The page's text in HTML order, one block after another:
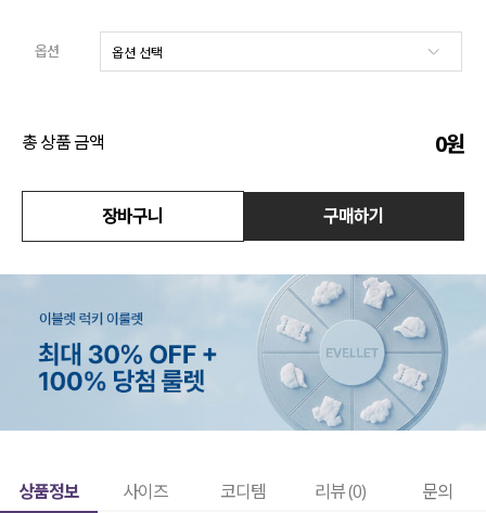
옵션
총 상품 금액 0원
장바구니 구매하기
상품정보 사이즈 코디템 리뷰 (0) 문의